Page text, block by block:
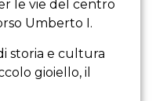
le vie del centro
Umberto I.
storia e cultura
gioiello, il